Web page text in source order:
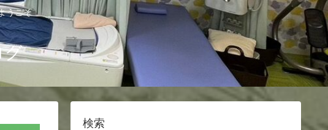
うこそ
グ
検索